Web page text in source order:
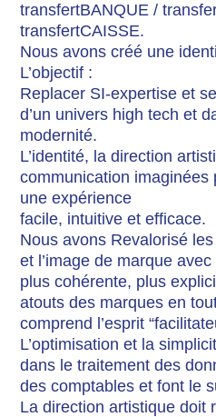
transfertBANQUE /
transfertCAISSE.
Nous avons créé une
L’objectif :
Replacer SI-expertise et
d’un univers high tech et
modernité.
L’identité, la direction
communication imaginées
une expérience
facile, intuitive et efficace.
Nous avons Revalorisé
et l’image de marque
plus cohérente, plus
atouts des marques en
comprend l’esprit
L’optimisation et la
dans le traitement des
des comptables et font le
La direction artistique doit